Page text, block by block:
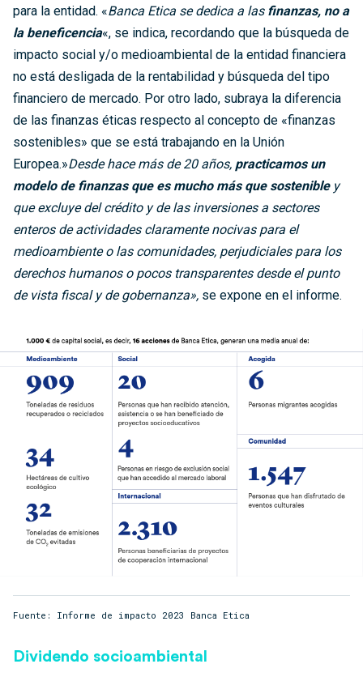
para la entidad. «Banca Etica se dedica a las finanzas, no a
la beneficencia«, se indica, recordando que la búsqueda de
impacto social y/o medioambiental de la entidad financiera
no está desligada de la rentabilidad y búsqueda del tipo
financiero de mercado. Por otro lado, subraya la diferencia
de las finanzas éticas respecto al concepto de «finanzas
sostenibles» que se está trabajando en la Unión
Europea.»Desde hace más de 20 años, practicamos un
modelo de finanzas que es mucho más que sostenibley
que excluye del crédito y de las inversiones a sectores
enteros de actividades claramente nocivas para el
medioambiente o las comunidades, perjudiciales para los
derechos humanos o pocos transparentes desde el punto
de vista fiscal y de gobernanza», se expone en el informe.
Fuente: Informe de impacto 2023 Banca Etica
Dividendo socioambiental